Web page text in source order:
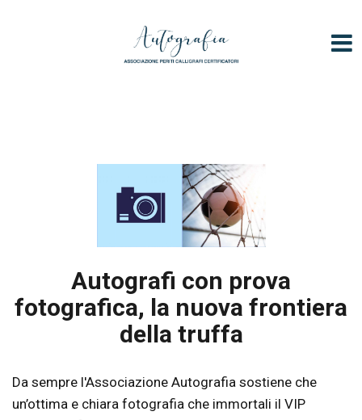
Autografi con prova
fotografica, la nuova frontiera
della truffa
Da sempre l'Associazione Autografia sostiene che
un’ottima e chiara fotografia che immortali il VIP